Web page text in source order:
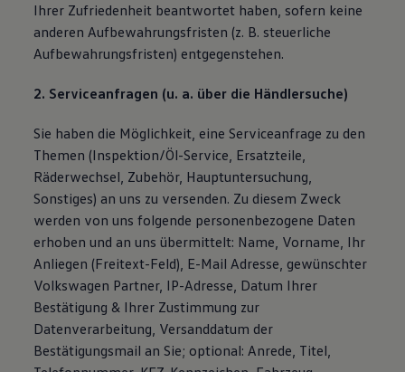
Ihrer Zufriedenheit beantwortet haben, sofern keine
anderen Aufbewahrungsfristen (z. B. steuerliche
Aufbewahrungsfristen) entgegenstehen.
2. Serviceanfragen (u. a. über die Händlersuche)
Sie haben die Möglichkeit, eine Serviceanfrage zu den
Themen (Inspektion/Öl-Service, Ersatzteile,
Räderwechsel, Zubehör, Hauptuntersuchung,
Sonstiges) an uns zu versenden. Zu diesem Zweck
werden von uns folgende personenbezogene Daten
erhoben und an uns übermittelt: Name, Vorname, Ihr
Anliegen (Freitext-Feld), E-Mail Adresse, gewünschter
Volkswagen Partner, IP-Adresse, Datum Ihrer
Bestätigung & Ihrer Zustimmung zur
Datenverarbeitung, Versanddatum der
Bestätigungsmail an Sie; optional: Anrede, Titel,